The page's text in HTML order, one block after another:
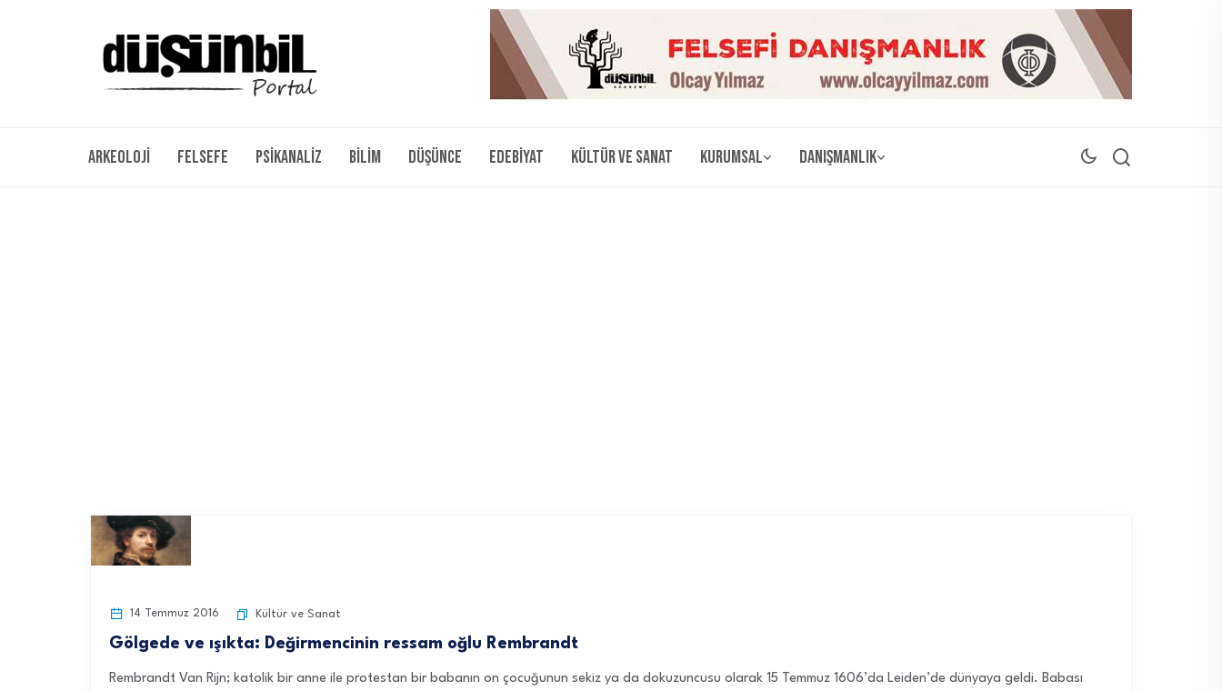
Arkeoloji Felsefe Psikanaliz Bilim Düşünce Edebiyat Kültür ve Sanat Kurumsal Danışmanlık
14 Temmuz 2016 Kültür ve Sanat
Gölgede ve ışıkta: Değirmencinin ressam oğlu Rembrandt
Rembrandt Van Rijn; katolik bir anne ile protestan bir babanın on çocuğunun sekiz ya da dokuzuncusu olarak 15 Temmuz 1606’da Leiden’de dünyaya geldi. Babası